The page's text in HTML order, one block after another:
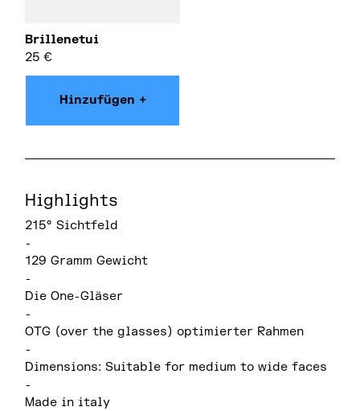
Brillenetui
25 €
Hinzufügen +
Highlights
215° Sichtfeld
-
129 Gramm Gewicht
-
Die One-Gläser
-
OTG (over the glasses) optimierter Rahmen
-
Dimensions: Suitable for medium to wide faces
-
Made in italy